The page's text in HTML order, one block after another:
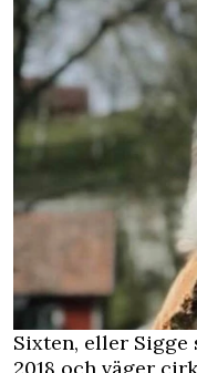
Sixten, eller
2018 och väger